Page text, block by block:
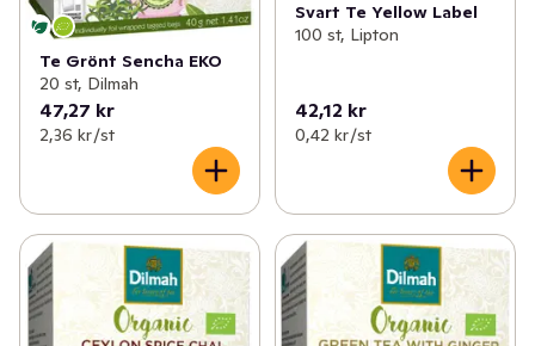
Te Grönt Sencha EKO
20 st, Dilmah
47,27 kr
2,36 kr /st
Svart Te Yellow Label
100 st, Lipton
42,12 kr
0,42 kr /st